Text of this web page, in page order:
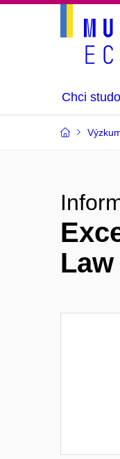
Chci